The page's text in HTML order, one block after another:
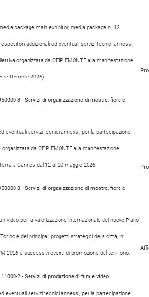
package main exhibitor, media package n. 12
addizionali ed eventuali servizi tecnici annessi,
organizzata da CEIPIEMONTE alla manifestazione
settembre 2026).
8 - Servizi di organizzazione di mostre, fiere e
eventuali servizi tecnici annessi, per la partecipazione
da CEIPIEMONTE alla manifestazione
a Cannes dal 12 al 20 maggio 2026.
8 - Servizi di organizzazione di mostre, fiere e
video per la valorizzazione internazionale del nuovo Piano
e dei principali progetti strategici della città, in
2026 e successivi eventi di promozione del territorio.
2 - Servizi di produzione di film e video
eventuali servizi tecnici annessi, per la partecipazione